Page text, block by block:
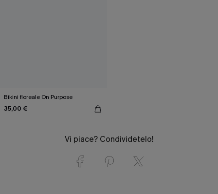
Bikini floreale On Purpose
35,00 €
Vi piace? Condividetelo!